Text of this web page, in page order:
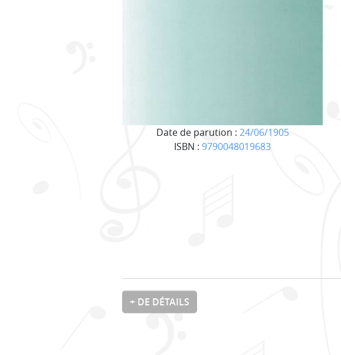
Date de parution : 24/06/1905
ISBN : 9790048019683
+ DE DÉTAILS